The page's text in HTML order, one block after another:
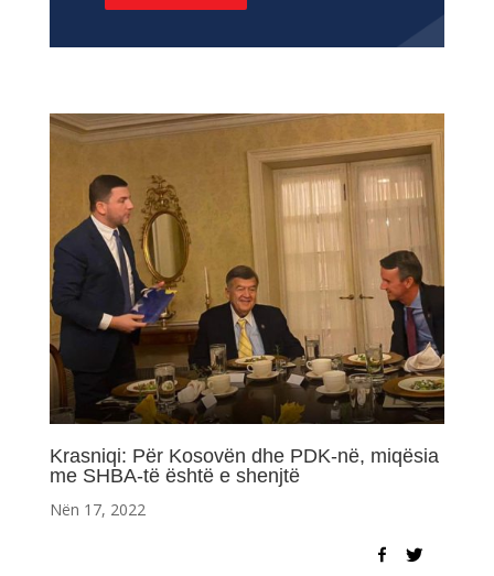
Krasniqi: Për Kosovën dhe PDK-në, miqësia
me SHBA-të është e shenjtë
Nën 17, 2022